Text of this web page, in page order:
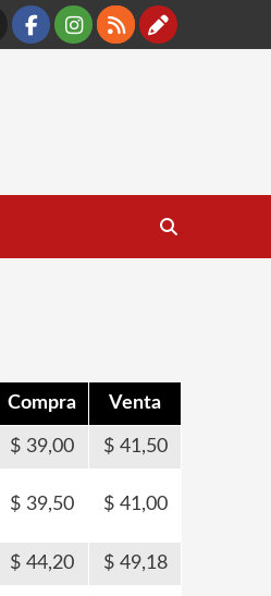
Facebook
Instagram
RSS
Compra Venta
39,00 41,50
39,50 41,00
44,20 49,18